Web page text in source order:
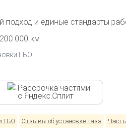
подход и единые стандарты
000 км
ГБО
Рассрочка частями
с Яндекс.Сплит
ГБО Отзывы об установке газа